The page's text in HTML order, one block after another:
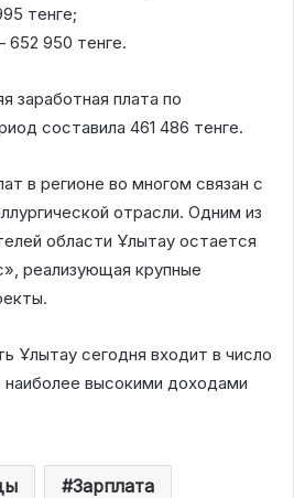
тенге;
950 тенге.
заработная плата по
составила 461 486 тенге.
в регионе во многом связан с
отрасли. Одним из
области Ұлытау остается
реализующая крупные
Ұлытау сегодня входит в число
наиболее высокими доходами
Зарплата